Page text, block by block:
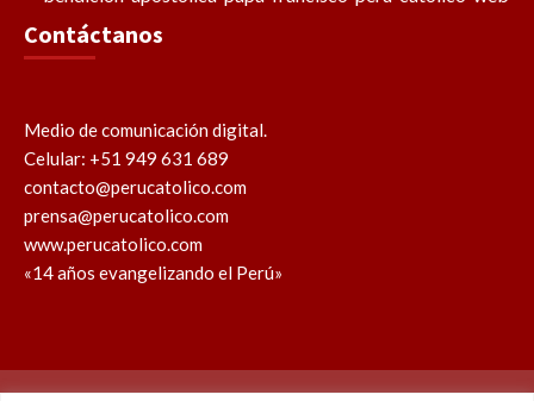
Contáctanos
Medio de comunicación digital.
Celular: +51 949 631 689
contacto@perucatolico.com
prensa@perucatolico.com
www.perucatolico.com
«14 años evangelizando el Perú»